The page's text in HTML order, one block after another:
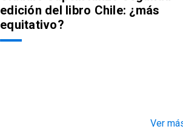
edición del libro Chile: ¿más
equitativo?
Ver